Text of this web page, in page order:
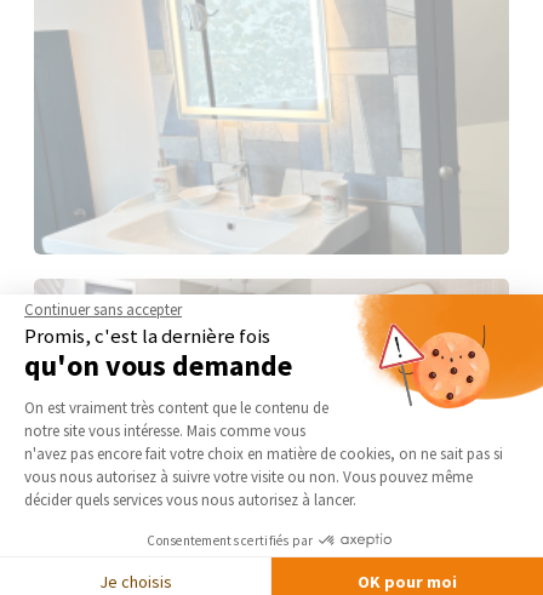
Continuer sans accepter
Promis, c'est la dernière fois
qu'on vous demande
Plateforme de Gestion du
On est vraiment très content que le contenu de
notre site vous intéresse. Mais comme vous
n'avez pas encore fait votre choix en matière de cookies, on ne sait pas si
vous nous autorisez à suivre votre visite ou non. Vous pouvez même
décider quels services vous nous autorisez à lancer.
Consentements certifiés par
Je choisis OK pour moi
Axeptio consent